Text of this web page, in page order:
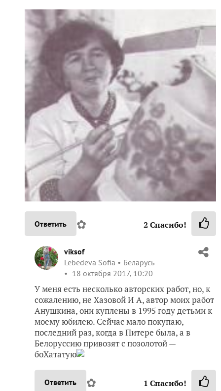
Ответить ✿ 2 Спасибо!
viksof
Lebedeva Sofia
Беларусь
18 октября 2017, 10:20
У меня есть несколько авторских работ, но, к
сожалению, не Хазовой И А, автор моих работ
Анушкина, они куплены в 1995 году детьми к
моему юбилею. Сейчас мало покупаю,
последний раз, когда в Питере была, а в
Белоруссию привозят с позолотой —
боХататую
Ответить ✿ 1 Спасибо!